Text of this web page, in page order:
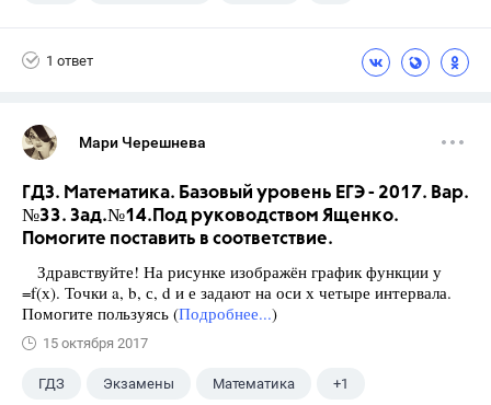
1 ответ
Мари Черешнева
ГДЗ. Математика. Базовый уровень ЕГЭ - 2017. Вар.
№33. Зад.№14.Под руководством Ященко.
Помогите поставить в соответствие.
Здравствуйте! На рисунке изображён график функции у
=f(х). Точки a, b, с, d и е задают на оси х четыре интервала.
Помогите пользуясь (Подробнее...)
15 октября 2017
ГДЗ Экзамены Математика +1